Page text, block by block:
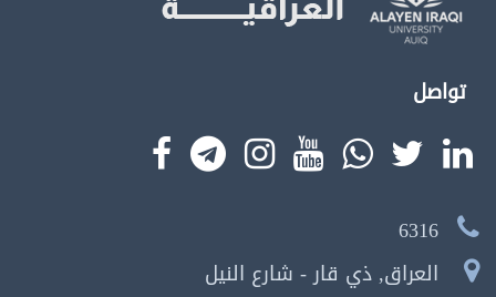
تواصل
6316
العراق, ذي قار - شارع النيل